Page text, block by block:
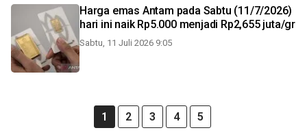
Harga emas Antam pada Sabtu (11/7/2026)
hari ini naik Rp5.000 menjadi Rp2,655 juta/gr
Sabtu, 11 Juli 2026 9:05
1 2 3 4 5